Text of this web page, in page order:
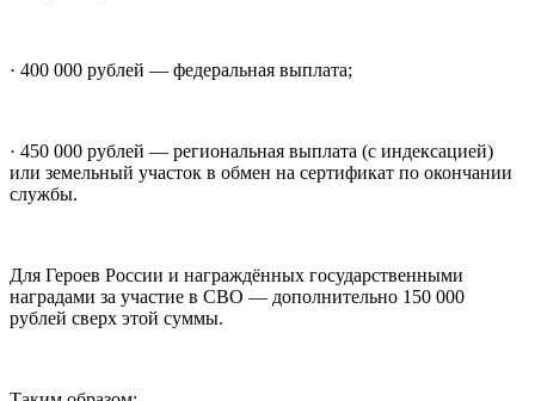
· 400 000 рублей — федеральная выплата;
· 450 000 рублей — региональная выплата (с индексацией)
или земельный участок в обмен на сертификат по окончании
службы.
Для Героев России и награждённых государственными
наградами за участие в СВО — дополнительно 150 000
рублей сверх этой суммы.